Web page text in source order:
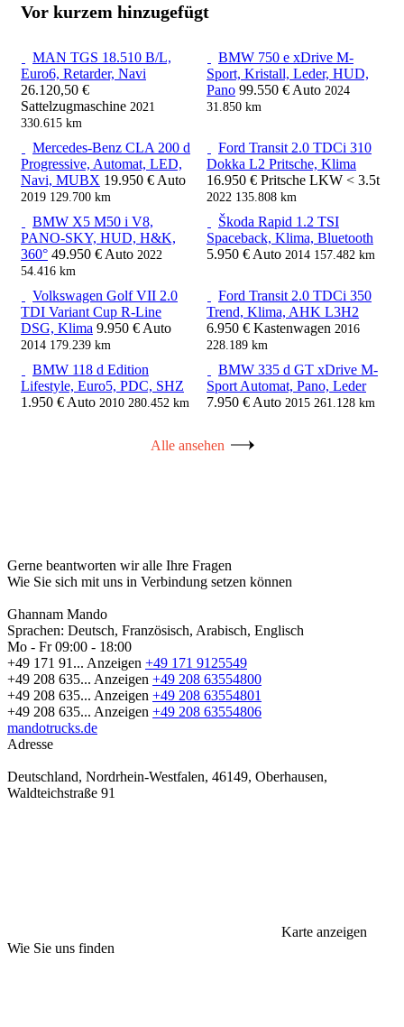
Vor kurzem hinzugefügt
MAN TGS 18.510 B/L,
Euro6, Retarder, Navi
26.120,50 €
Sattelzugmaschine 2021
330.615 km
BMW 750 e xDrive M-
Sport, Kristall, Leder, HUD,
Pano 99.550 € Auto 2024
31.850 km
Mercedes-Benz CLA 200 d
Progressive, Automat, LED,
Navi, MUBX 19.950 € Auto
2019 129.700 km
Ford Transit 2.0 TDCi 310
Dokka L2 Pritsche, Klima
16.950 € Pritsche LKW < 3.5t
2022 135.808 km
BMW X5 M50 i V8,
PANO-SKY, HUD, H&K,
360° 49.950 € Auto 2022
54.416 km
Škoda Rapid 1.2 TSI
Spaceback, Klima, Bluetooth
5.950 € Auto 2014 157.482 km
Volkswagen Golf VII 2.0
TDI Variant Cup R-Line
DSG, Klima 9.950 € Auto
2014 179.239 km
Ford Transit 2.0 TDCi 350
Trend, Klima, AHK L3H2
6.950 € Kastenwagen 2016
228.189 km
BMW 118 d Edition
Lifestyle, Euro5, PDC, SHZ
1.950 € Auto 2010 280.452 km
BMW 335 d GT xDrive M-
Sport Automat, Pano, Leder
7.950 € Auto 2015 261.128 km
Alle ansehen
Gerne beantworten wir alle Ihre Fragen
Wie Sie sich mit uns in Verbindung setzen können
Ghannam Mando
Sprachen: Deutsch, Französisch, Arabisch, Englisch
Mo - Fr09:00 - 18:00
+49 171 91... Anzeigen +49 171 9125549
+49 208 635... Anzeigen +49 208 63554800
+49 208 635... Anzeigen +49 208 63554801
+49 208 635... Anzeigen +49 208 63554806
mandotrucks.de
Adresse
Deutschland, Nordrhein-Westfalen, 46149, Oberhausen,
Waldteichstraße 91
Karte anzeigen
Wie Sie uns finden